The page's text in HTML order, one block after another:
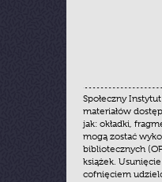
Społeczny
materiałów
jak: okładki,
mogą zostać
bibliotecznych
książek.
cofnięciem